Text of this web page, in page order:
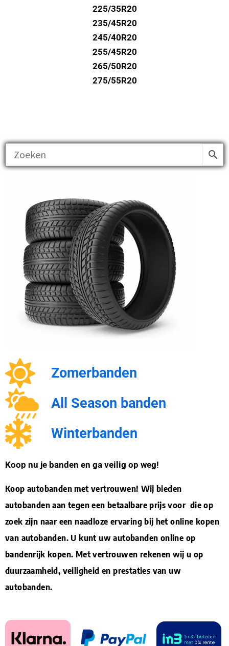
225/35R20
235/45R20
245/40R20
255/45R20
265/50R20
275/55R20
Zomerbanden
All Season banden
Winterbanden
Koop nu je banden en ga veilig op weg!
Koop autobanden met vertrouwen! Wij bieden
autobanden aan tegen een betaalbare prijs voor die op
zoek zijn naar een naadloze ervaring bij het online kopen
van autobanden. U kunt uw autobanden online op
bandenrijk kopen. Met vertrouwen rekenen wij u op
duurzaamheid, veiligheid en prestaties van uw
autobanden.